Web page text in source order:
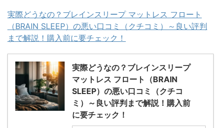
実際どうなの？ブレインスリープ マットレス フロート
（BRAIN SLEEP）の悪い口コミ（クチコミ）～良い評判
まで解説！購入前に要チェック！
実際どうなの？ブレインスリープ
マットレス フロート（BRAIN
SLEEP）の悪い口コミ（クチコ
ミ）～良い評判まで解説！購入前
に要チェック！